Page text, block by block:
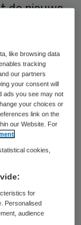
de nieuwe
aan de
van
nog
en
Ze
de
like browsing data
tracking
our partners
your consent will
ads you see may not
your choices or
link on the
our Website. For
cookies,
for
Personalised
audience